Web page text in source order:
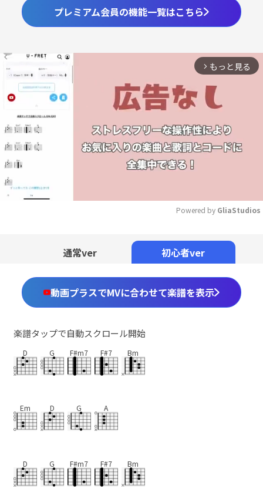
プレミアム会員の機能一覧はこちら
arrow_forward_ios もっと見る
Powered by GliaStudios
通常ver 初心者ver
動画プラスでMVに合わせて楽譜を表示
楽譜タップで自動スクロール開始
D G F#m7 F#7 Bm
Em D G A
D G F#m7 F#7 Bm